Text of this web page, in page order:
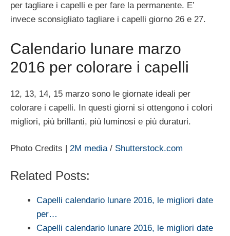
per tagliare i capelli e per fare la permanente. E’
invece sconsigliato tagliare i capelli giorno 26 e 27.
Calendario lunare marzo
2016 per colorare i capelli
12, 13, 14, 15 marzo sono le giornate ideali per
colorare i capelli. In questi giorni si ottengono i colori
migliori, più brillanti, più luminosi e più duraturi.
Photo Credits | 2M media/ Shutterstock.com
Related Posts:
Capelli calendario lunare 2016, le migliori date
per…
Capelli calendario lunare 2016, le migliori date